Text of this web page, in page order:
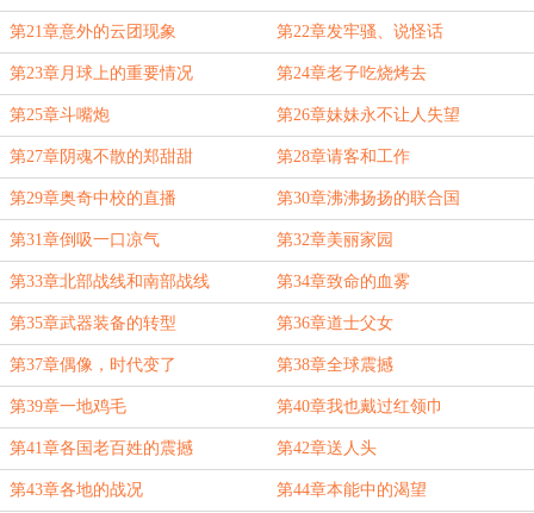
第21章意外的云团现象 第22章发牢骚、说怪话
第23章月球上的重要情况 第24章老子吃烧烤去
第25章斗嘴炮 第26章妹妹永不让人失望
第27章阴魂不散的郑甜甜 第28章请客和工作
第29章奥奇中校的直播 第30章沸沸扬扬的联合国
第31章倒吸一口凉气 第32章美丽家园
第33章北部战线和南部战线 第34章致命的血雾
第35章武器装备的转型 第36章道士父女
第37章偶像，时代变了 第38章全球震撼
第39章一地鸡毛 第40章我也戴过红领巾
第41章各国老百姓的震撼 第42章送人头
第43章各地的战况 第44章本能中的渴望